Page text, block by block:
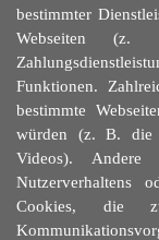
bestimmter
Webseiten
Funktionen.
bestimmte
würden (z. B. die
Videos).
Nutzerverhaltens
Cookies, die